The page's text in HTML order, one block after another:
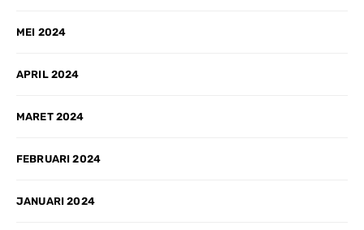
MEI 2024
APRIL 2024
MARET 2024
FEBRUARI 2024
JANUARI 2024